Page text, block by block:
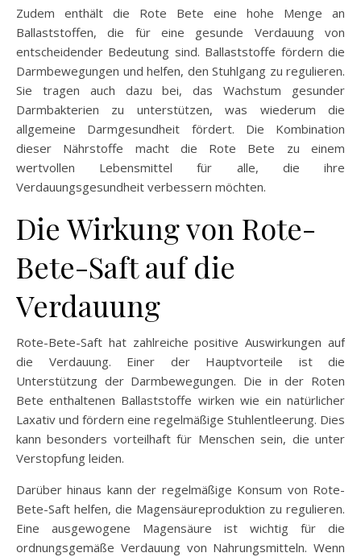
Zudem enthält die Rote Bete eine hohe Menge an
Ballaststoffen, die für eine gesunde Verdauung von
entscheidender Bedeutung sind. Ballaststoffe fördern die
Darmbewegungen und helfen, den Stuhlgang zu regulieren.
Sie tragen auch dazu bei, das Wachstum gesunder
Darmbakterien zu unterstützen, was wiederum die
allgemeine Darmgesundheit fördert. Die Kombination
dieser Nährstoffe macht die Rote Bete zu einem
wertvollen Lebensmittel für alle, die ihre
Verdauungsgesundheit verbessern möchten.
Die Wirkung von Rote-
Bete-Saft auf die
Verdauung
Rote-Bete-Saft hat zahlreiche positive Auswirkungen auf
die Verdauung. Einer der Hauptvorteile ist die
Unterstützung der Darmbewegungen. Die in der Roten
Bete enthaltenen Ballaststoffe wirken wie ein natürlicher
Laxativ und fördern eine regelmäßige Stuhlentleerung. Dies
kann besonders vorteilhaft für Menschen sein, die unter
Verstopfung leiden.
Darüber hinaus kann der regelmäßige Konsum von Rote-
Bete-Saft helfen, die Magensäureproduktion zu regulieren.
Eine ausgewogene Magensäure ist wichtig für die
ordnungsgemäße Verdauung von Nahrungsmitteln. Wenn